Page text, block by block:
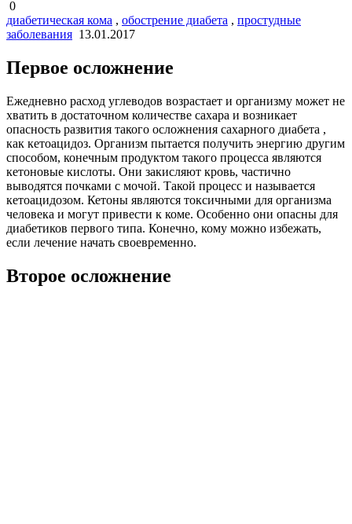
0
диабетическая кома , обострение диабета , простудные
заболевания 13.01.2017
Первое осложнение
Ежедневно расход углеводов возрастает и организму может не
хватить в достаточном количестве сахара и возникает
опасность развития такого осложнения сахарного диабета ,
как кетоацидоз. Организм пытается получить энергию другим
способом, конечным продуктом такого процесса являются
кетоновые кислоты. Они закисляют кровь, частично
выводятся почками с мочой. Такой процесс и называется
кетоацидозом. Кетоны являются токсичными для организма
человека и могут привести к коме. Особенно они опасны для
диабетиков первого типа. Конечно, кому можно избежать,
если лечение начать своевременно.
Второе осложнение